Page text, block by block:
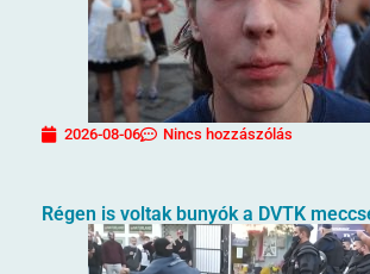
2026-08-06 Nincs hozzászólás
Régen is voltak bunyók a DVTK